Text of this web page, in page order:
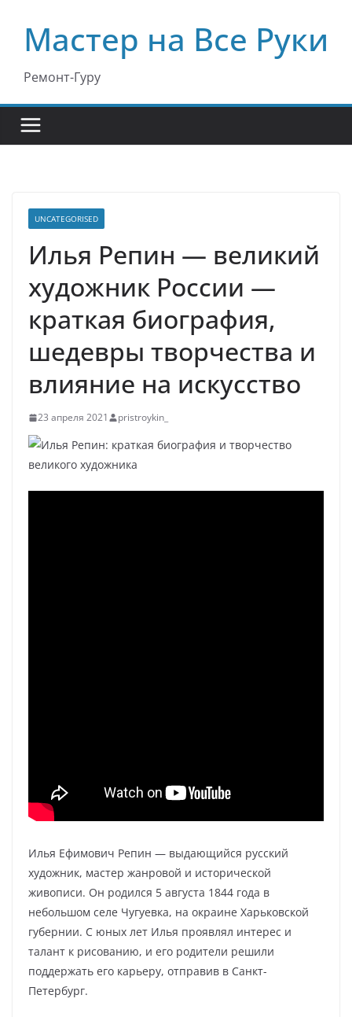
содержимому
Мастер на Все Руки
Ремонт-Гуру
UNCATEGORISED
Илья Репин — великий
художник России —
краткая биография,
шедевры творчества и
влияние на искусство
23 апреля 2021 pristroykin_
Илья Ефимович Репин — выдающийся русский
художник, мастер жанровой и исторической
живописи. Он родился 5 августа 1844 года в
небольшом селе Чугуевка, на окраине Харьковской
губернии. С юных лет Илья проявлял интерес и
талант к рисованию, и его родители решили
поддержать его карьеру, отправив в Санкт-
Петербург.